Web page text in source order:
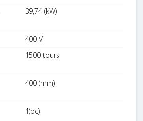
39,74 (kW)
400 V
1500 tours
400 (mm)
1(pc)